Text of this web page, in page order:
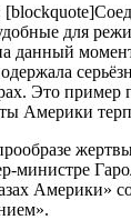
для
данный
Это пример
Америки
министре
Америки»